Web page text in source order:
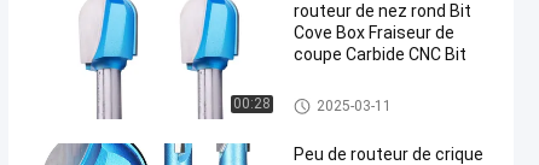
00:28
routeur de nez rond Bit
Cove Box Fraiseur de
coupe Carbide CNC Bit
Mèches de routeur de moulag
e
2025-03-11
Peu de routeur de crique